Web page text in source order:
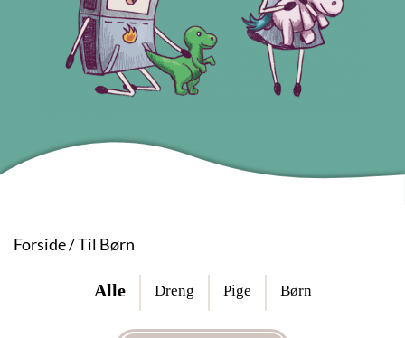
Forside/Til Børn
Alle Dreng Pige Børn